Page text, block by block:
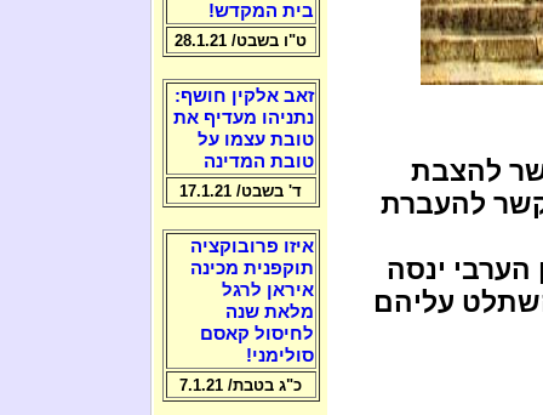
להצבת
להעברת
הערבי ינסה
עליהם
בית המקדש!
ט"ו בשבט/ 28.1.21
זאב אלקין חושף:
נתניהו מעדיף את
טובת עצמו על
טובת המדינה
ד' בשבט/ 17.1.21
איזו פרובוקציה
תוקפנית מכינה
איראן לרגל
מלאת שנה
לחיסול קאסם
סולימני!
כ"ג בטבת/ 7.1.21